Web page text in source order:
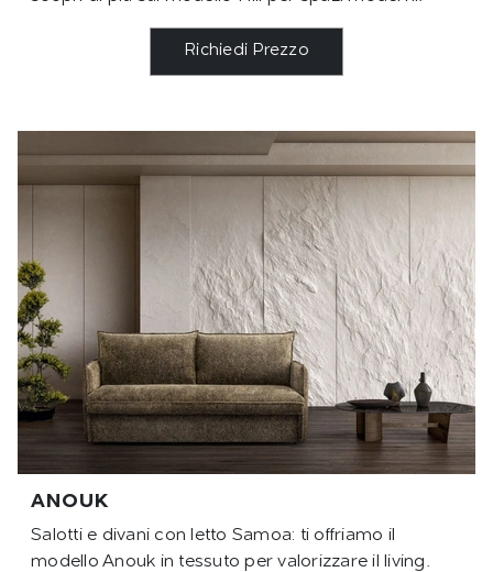
Richiedi Prezzo
ANOUK
Salotti e divani con letto Samoa: ti offriamo il
modello Anouk in tessuto per valorizzare il living.